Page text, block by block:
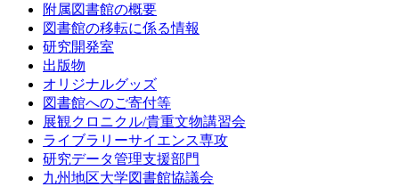
附属図書館の概要
図書館の移転に係る情報
研究開発室
出版物
オリジナルグッズ
図書館へのご寄付等
展観クロニクル/貴重文物講習会
ライブラリーサイエンス専攻
研究データ管理支援部門
九州地区大学図書館協議会